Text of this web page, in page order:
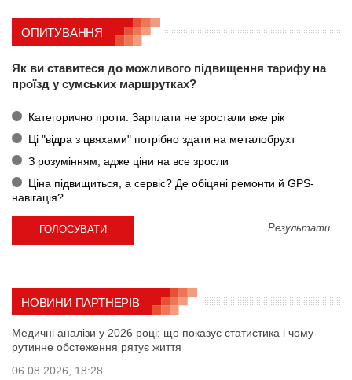
ОПИТУВАННЯ
Як ви ставитеся до можливого підвищення тарифу на
проїзд у сумських маршрутках?
Категорично проти. Зарплати не зростали вже рік
Ці "відра з цвяхами" потрібно здати на металобрухт
З розумінням, адже ціни на все зросли
Ціна підвищиться, а сервіс? Де обіцяні ремонти й GPS-
навігація?
Результати
НОВИНИ ПАРТНЕРІВ
Медичні аналізи у 2026 році: що показує статистика і чому
рутинне обстеження рятує життя
06.08.2026, 18:28